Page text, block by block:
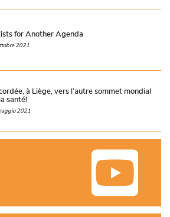
for Another Agenda
2021
à Liège, vers l’autre sommet mondial
santé!
2021